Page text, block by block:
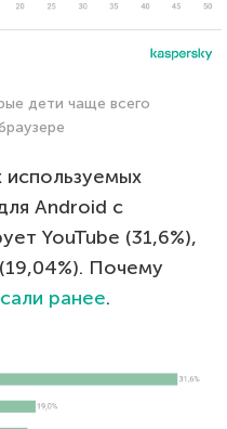
дети чаще всего
используемых
Android с
YouTube (31,6%),
Почему
ранее.